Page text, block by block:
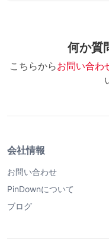
何か質
こちらからお問い合わ
会社情報
お問い合わせ
PinDownについて
ブログ